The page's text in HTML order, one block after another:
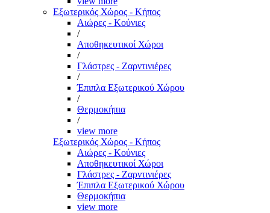
Εξωτερικός Χώρος - Κήπος
Αιώρες - Κούνιες
/
Αποθηκευτικοί Χώροι
/
Γλάστρες - Ζαρντινιέρες
/
Έπιπλα Εξωτερικού Χώρου
/
Θερμοκήπια
/
view more
Εξωτερικός Χώρος - Κήπος
Αιώρες - Κούνιες
Αποθηκευτικοί Χώροι
Γλάστρες - Ζαρντινιέρες
Έπιπλα Εξωτερικού Χώρου
Θερμοκήπια
view more